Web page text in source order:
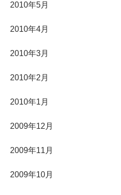
2010年5月
2010年4月
2010年3月
2010年2月
2010年1月
2009年12月
2009年11月
2009年10月